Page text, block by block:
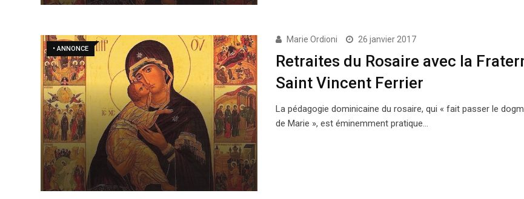
• ANNONCE
Marie Ordioni 26 janvier 2017
Retraites du Rosaire avec la
Saint Vincent Ferrier
La pédagogie dominicaine du rosaire, qui « fait passer le
de Marie », est éminemment pratique…